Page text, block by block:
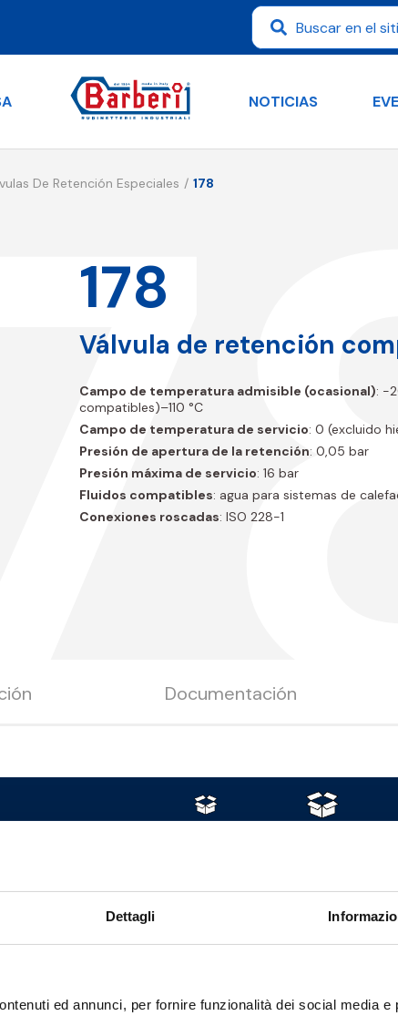
Dettagli
ed annunci, per fornire funzionalità dei social media e
NOTICIAS
De Retención Especiales 178
178
Válvula de retención
Campo de temperatura admisible (ocasional): -
compatibles)–110 °C
Campo de temperatura de servicio: 0 (excluido
Presión de apertura de la retención: 0,05 bar
Presión máxima de servicio: 16 bar
Fluidos compatibles: agua para sistemas de
Conexiones roscadas: ISO 228-1
Documentación
4 M - 200